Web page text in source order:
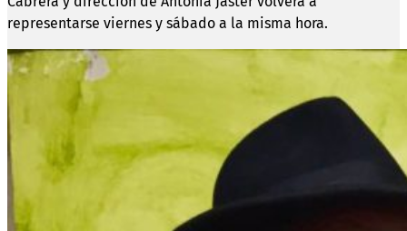
representarse viernes y sábado a la misma hora.